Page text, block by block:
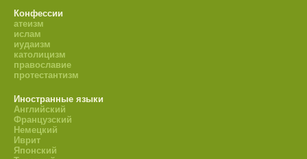
Конфессии
атеизм
ислам
иудаизм
католицизм
православие
протестантизм
Иностранные языки
Английский
Французский
Немецкий
Иврит
Японский